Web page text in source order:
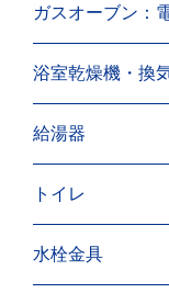
ガスオーブン：
浴室乾燥機・換
給湯器
トイレ
水栓金具